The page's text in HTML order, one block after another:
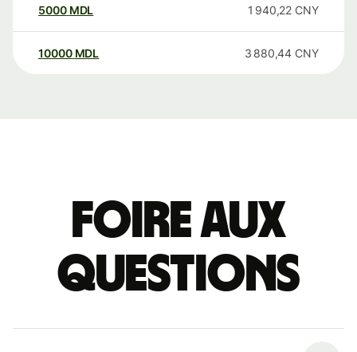
5000 MDL 1 940,22 CNY
10000 MDL 3 880,44 CNY
Foire aux
questions